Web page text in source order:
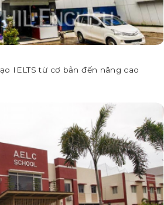
IELTS từ cơ bản đến nâng cao